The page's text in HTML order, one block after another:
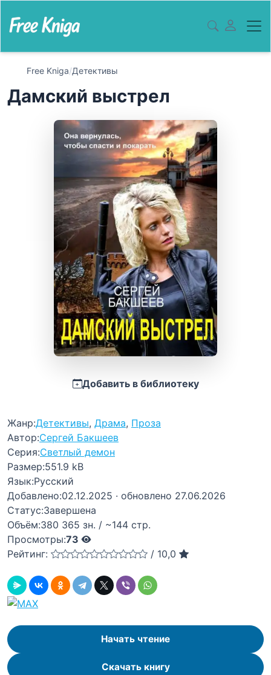
Free Kniga/Детективы
Дамский выстрел
Добавить в библиотеку
Жанр:Детективы, Драма, Проза
Автор:Сергей Бакшеев
Серия:Светлый демон
Размер:551.9 kB
Язык:Русский
Добавлено:02.12.2025 · обновлено 27.06.2026
Статус:Завершена
Объём:380 365 зн. / ~144 стр.
Просмотры:73
Рейтинг:
/ 10,0
Начать чтение
Скачать книгу